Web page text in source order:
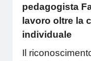
pedagogista
lavoro oltre la
individuale
Il